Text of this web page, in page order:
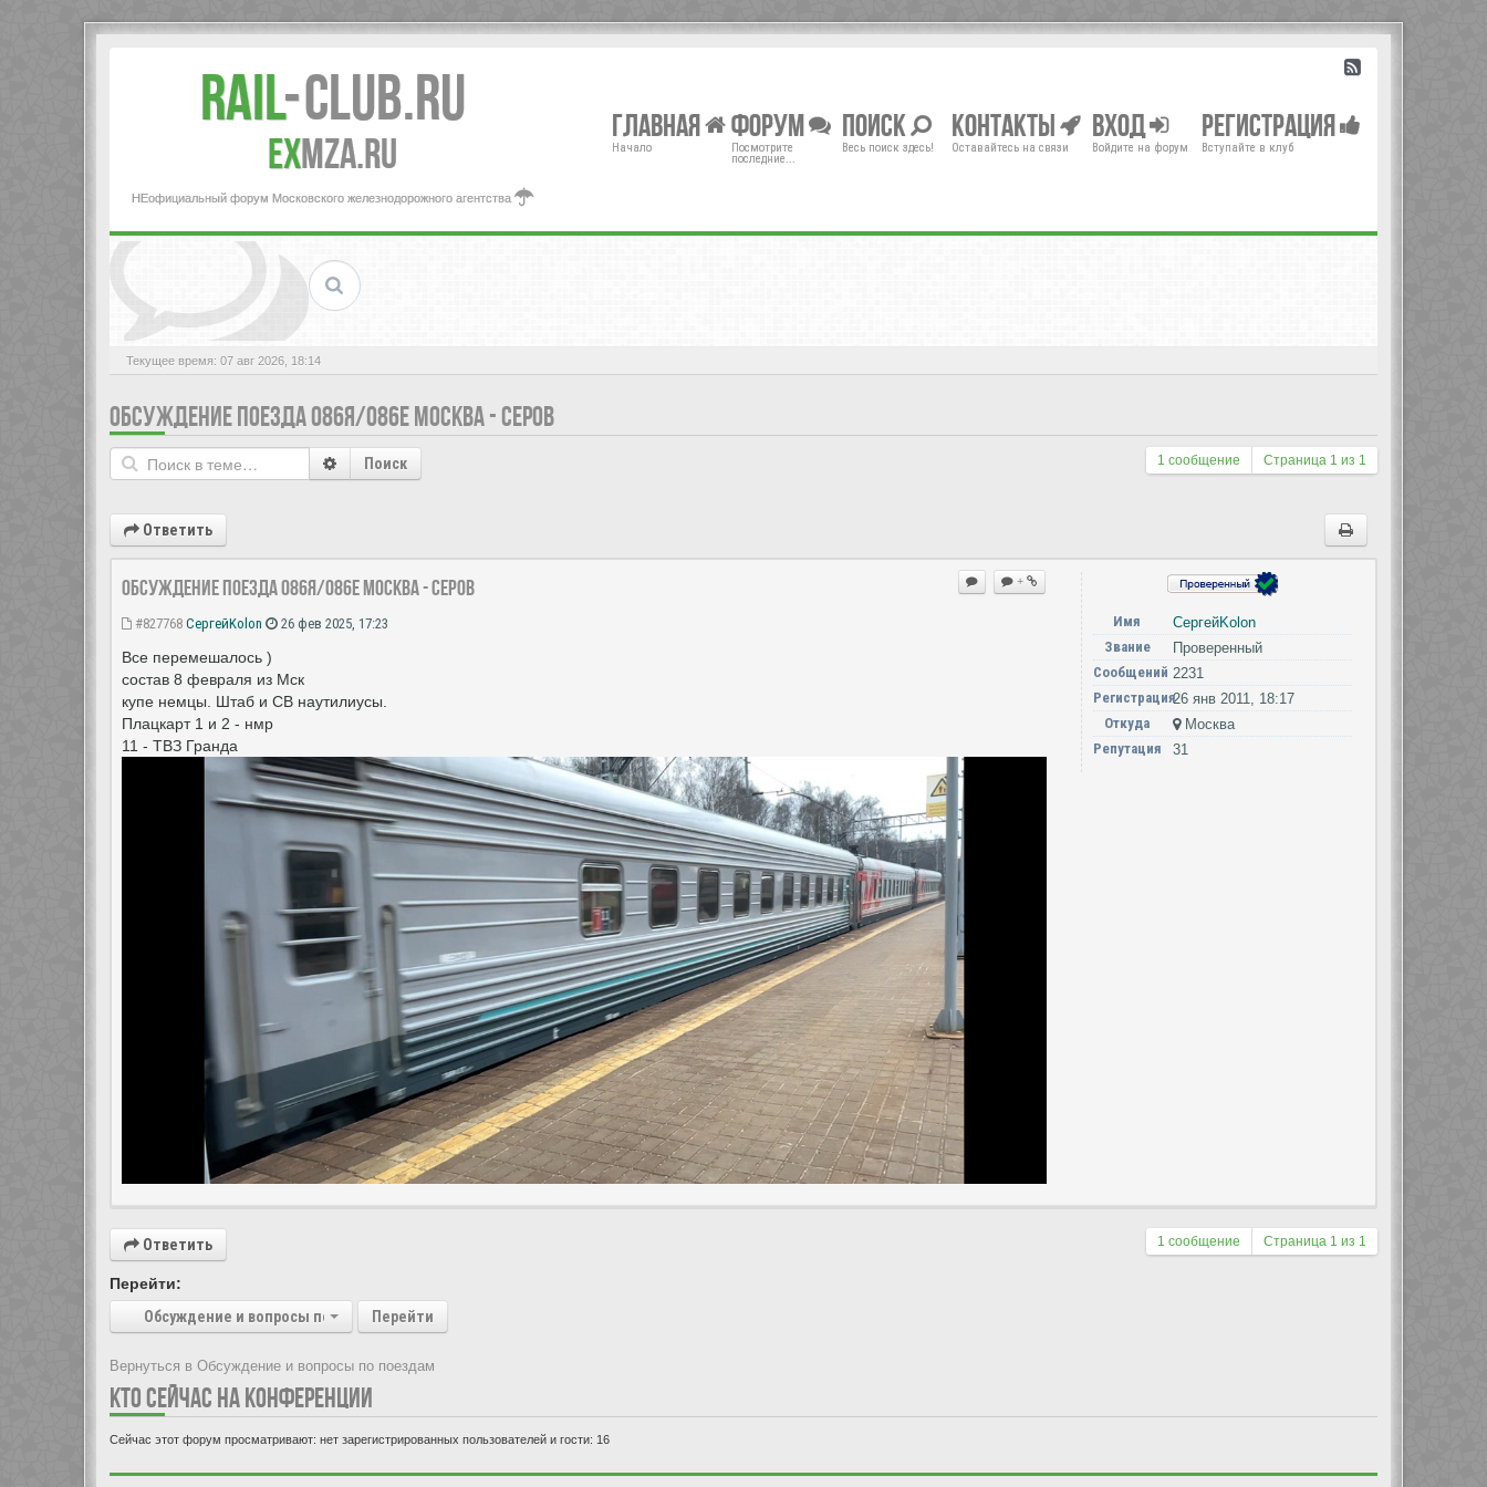
Rail-Club.RU
exMZA.RU
НЕофициальный форум Московского железнодорожного агентства
Главная
Начало
Форум
Посмотрите
последние...
Поиск
Весь поиск здесь!
Контакты
Оставайтесь на связи
Вход
Войдите на форум
Регистрация
Вступайте в клуб
Текущее время: 07 авг 2026, 18:14
ОБСУЖДЕНИЕ ПОЕЗДА 086Я/086Е МОСКВА - СЕРОВ
1 сообщение Страница 1 из 1
Поиск
Ответить
+
Обсуждение поезда 086Я/086Е Москва - Серов
#827768 СергейKolon 26 фев 2025, 17:23
Все перемешалось )
состав 8 февраля из Мск
купе немцы. Штаб и СВ наутилиусы.
Плацкарт 1 и 2 - нмр
11 - ТВЗ Гранда
Имя
СергейKolon
Звание
Проверенный
Сообщений 2231
Регистрация26 янв 2011, 18:17
Откуда
Москва
Репутация
31
Ответить 1 сообщение Страница 1 из 1
Перейти:
Обсуждение и вопросы по поездамПерейти
Вернуться в Обсуждение и вопросы по поездам
КТО СЕЙЧАС НА КОНФЕРЕНЦИИ
Сейчас этот форум просматривают: нет зарегистрированных пользователей и гости: 16